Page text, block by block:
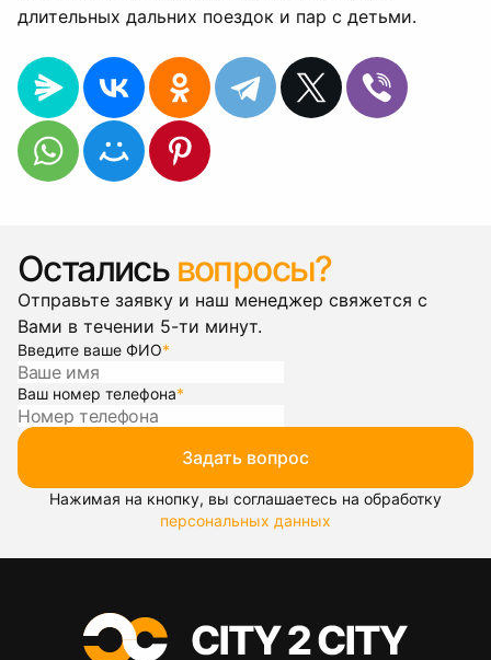
длительных дальних поездок и пар с детьми.
Остались вопросы?
Отправьте заявку и наш менеджер свяжется с
Вами в течении 5-ти минут.
Введите ваше ФИО*
Ваш номер телефона*
Задать вопрос
Нажимая на кнопку, вы соглашаетесь на обработку
персональных данных